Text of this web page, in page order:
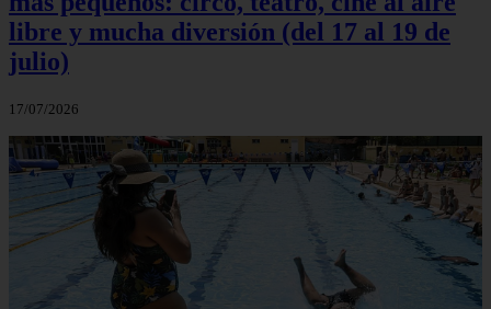
libre y mucha diversión (del 17 al 19 de
julio)
17/07/2026